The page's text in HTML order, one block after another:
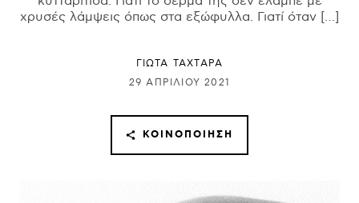
χρυσές λάμψεις όπως στα εξώφυλλα. Γιατί όταν […]
ΓΙΩΤΑ ΤΑΧΤΑΡΑ
29 ΑΠΡΙΛΊΟΥ 2021
ΚΟΙΝΟΠΟΊΗΣΗ